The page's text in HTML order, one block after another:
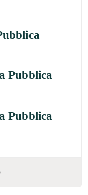
Pubblica
Pubblica